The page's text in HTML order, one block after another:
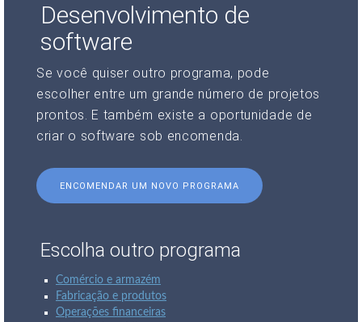
Desenvolvimento de
software
Se você quiser outro programa, pode
escolher entre um grande número de projetos
prontos. E também existe a oportunidade de
criar o software sob encomenda.
ENCOMENDAR UM NOVO PROGRAMA
Escolha outro programa
Comércio e armazém
Fabricação e produtos
Operações financeiras